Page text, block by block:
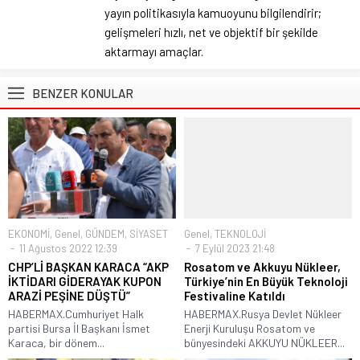
yayın politikasıyla kamuoyunu bilgilendirir;
gelişmeleri hızlı, net ve objektif bir şekilde
aktarmayı amaçlar.
BENZER KONULAR
EKONOMİ, Genel, GÜNDEM, SİYASET
11 Ağustos 2022 12:39
CHP’Lİ BAŞKAN KARACA “AKP
İKTİDARI GİDERAYAK KUPON
ARAZİ PEŞİNE DÜŞTÜ”
HABERMAX.Cumhuriyet Halk
partisi Bursa İl Başkanı İsmet
Karaca, bir dönem...
Genel, TEKNOLOJİ
7 Eylül 2023 21:48
Rosatom ve Akkuyu Nükleer,
Türkiye’nin En Büyük Teknoloji
Festivaline Katıldı
HABERMAX.Rusya Devlet Nükleer
Enerji Kuruluşu Rosatom ve
bünyesindeki AKKUYU NÜKLEER...